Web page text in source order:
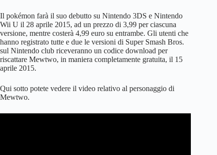
Il pokémon farà il suo debutto su Nintendo 3DS e Nintendo
Wii U il 28 aprile 2015, ad un prezzo di 3,99 per ciascuna
versione, mentre costerà 4,99 euro su entrambe. Gli utenti che
hanno registrato tutte e due le versioni di Super Smash Bros.
sul Nintendo club riceveranno un codice download per
riscattare Mewtwo, in maniera completamente gratuita, il 15
aprile 2015.
Qui sotto potete vedere il video relativo al personaggio di
Mewtwo.